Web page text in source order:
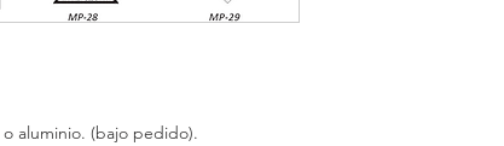
o aluminio. (bajo pedido).